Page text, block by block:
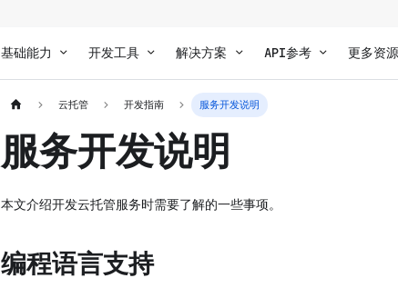
基础能力 开发工具 解决方案 API参考 更多资源
云托管 开发指南 服务开发说明
服务开发说明
本文介绍开发云托管服务时需要了解的一些事项。
编程语言支持